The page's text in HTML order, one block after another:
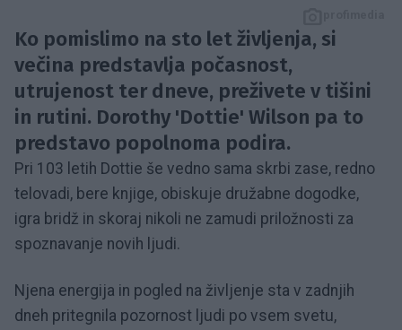
Ko pomislimo na sto let življenja, si
večina predstavlja počasnost,
utrujenost ter dneve, preživete v tišini
in rutini. Dorothy 'Dottie' Wilson pa to
predstavo popolnoma podira.
Pri 103 letih Dottie še vedno sama skrbi zase, redno
telovadi, bere knjige, obiskuje družabne dogodke,
igra bridž in skoraj nikoli ne zamudi priložnosti za
spoznavanje novih ljudi.
Njena energija in pogled na življenje sta v zadnjih
dneh pritegnila pozornost ljudi po vsem svetu,